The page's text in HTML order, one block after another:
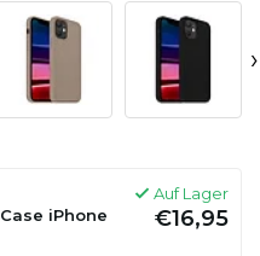
›
iPhone
Auf Lager
€16,95